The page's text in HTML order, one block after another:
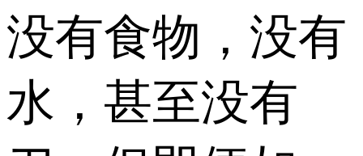
没有食物，没有
水，甚至没有